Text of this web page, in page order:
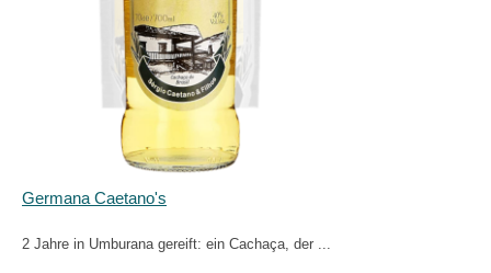
Germana Caetano's
2 Jahre in Umburana gereift: ein Cachaça, der ...